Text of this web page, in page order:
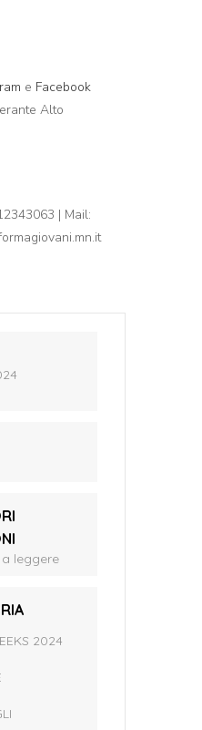
e Facebook
Alto
| Mail:
leggere
2024